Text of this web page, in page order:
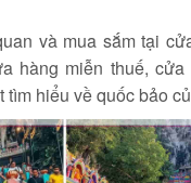
và mua sắm tại
hàng miễn thuế,
tìm hiểu về quốc bảo